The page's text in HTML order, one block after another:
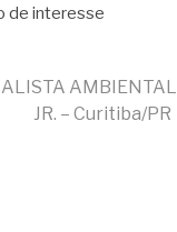
de interesse
AMBIENTAL
JR. – Curitiba/PR